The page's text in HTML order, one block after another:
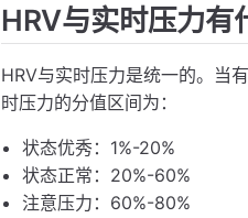
HRV与实时压力有
HRV与实时压力是统一的。当
时压力的分值区间为：
状态优秀：1%-20%
状态正常：20%-60%
注意压力：60%-80%